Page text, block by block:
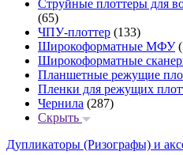
Струйные плоттеры для
(65)
ЧПУ-плоттер (133)
Широкоформатные МФУ
Широкоформатные
Планшетные режущие
Пленки для режущих
Чернила (287)
Скрыть
Дупликаторы (Ризографы) и